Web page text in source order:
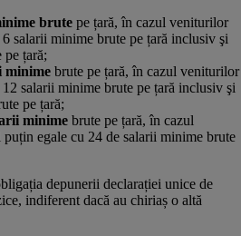
brute pe țară, în cazul veniturilor
salarii minime brute pe țară inclusiv şi
țară;
minime brute pe țară, în cazul veniturilor
salarii minime brute pe țară inclusiv şi
pe țară;
minime brute pe țară, în cazul
egale cu 24 de salarii minime brute
depunerii declarației unice de
indiferent dacă au chiriaș o altă